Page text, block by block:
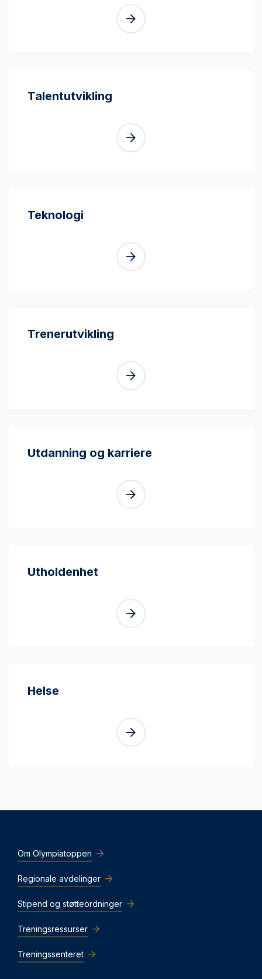
Talentutvikling
Teknologi
Trenerutvikling
Utdanning og karriere
Utholdenhet
Helse
Om Olympiatoppen
Regionale avdelinger
Stipend og støtteordninger
Treningsressurser
Treningssenteret